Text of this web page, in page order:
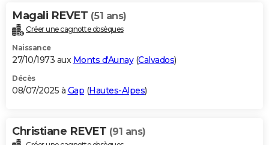
Magali REVET (51 ans)
Créer une cagnotte obsèques
Naissance
27/10/1973 aux Monts d'Aunay(Calvados)
Décès
08/07/2025 à Gap (Hautes-Alpes)
Christiane REVET (91 ans)